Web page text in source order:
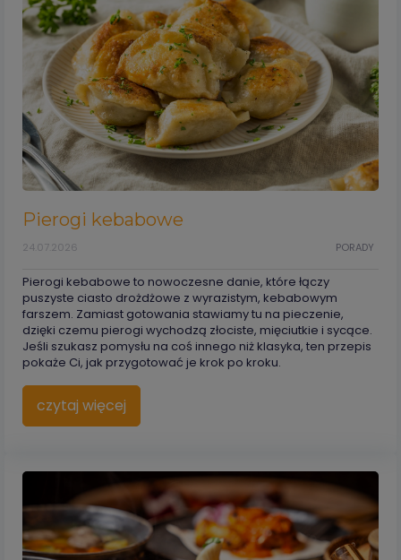
Pierogi kebabowe
PORADY
24.07.2026
Pierogi kebabowe to nowoczesne danie, które łączy
puszyste ciasto drożdżowe z wyrazistym, kebabowym
farszem. Zamiast gotowania stawiamy tu na pieczenie,
dzięki czemu pierogi wychodzą złociste, mięciutkie i sycące.
Jeśli szukasz pomysłu na coś innego niż klasyka, ten przepis
pokaże Ci, jak przygotować je krok po kroku.
czytaj więcej